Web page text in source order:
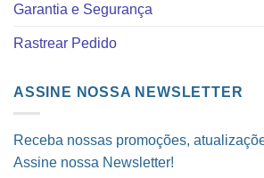
Garantia e Segurança
Rastrear Pedido
ASSINE NOSSA NEWSLETTER
Receba nossas promoções,
Assine nossa Newsletter!